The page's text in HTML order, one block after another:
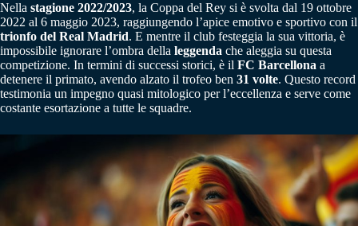
Nella stagione 2022/2023, la Coppa del Rey si è svolta dal 19 ottobre
2022 al 6 maggio 2023, raggiungendo l’apice emotivo e sportivo con il
trionfo del Real Madrid. E mentre il club festeggia la sua vittoria, è
impossibile ignorare l’ombra della leggenda che aleggia su questa
competizione. In termini di successi storici, è il FC Barcellona a
detenere il primato, avendo alzato il trofeo ben 31 volte. Questo record
testimonia un impegno quasi mitologico per l’eccellenza e serve come
costante esortazione a tutte le squadre.